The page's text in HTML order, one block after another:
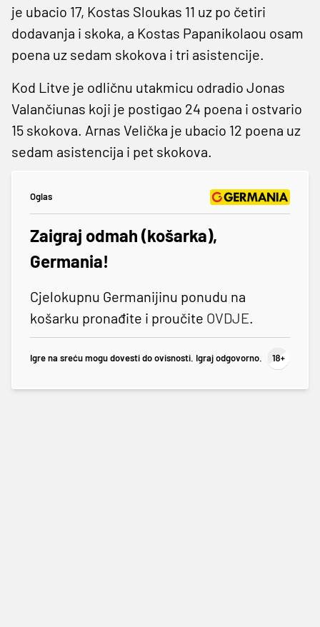
je ubacio 17, Kostas Sloukas 11 uz po četiri
dodavanja i skoka, a Kostas Papanikolaou osam
poena uz sedam skokova i tri asistencije.
Kod Litve je odličnu utakmicu odradio Jonas
Valančiunas koji je postigao 24 poena i ostvario
15 skokova. Arnas Velička je ubacio 12 poena uz
sedam asistencija i pet skokova.
Oglas
Zaigraj odmah (košarka),
Germania!
Cjelokupnu Germanijinu ponudu na
košarku pronađite i proučite OVDJE.
Igre na sreću mogu dovesti do ovisnosti. Igraj odgovorno.